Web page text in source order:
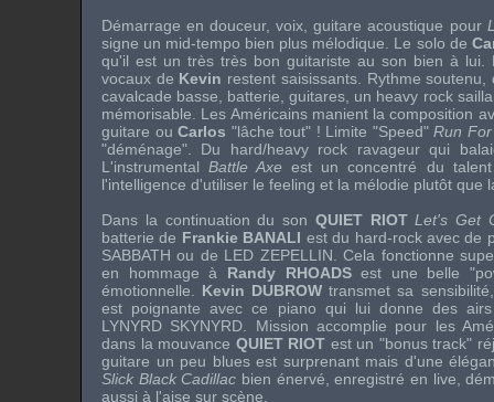
Démarrage en douceur, voix, guitare acoustique pour
signe un mid-tempo bien plus mélodique. Le solo de
qu'il est un très très bon guitariste au son bien à lui.
vocaux de Kevin restent saisissants. Rythme
cavalcade basse, batterie, guitares, un heavy rock
mémorisable. Les Américains manient la composition
guitare ou Carlos "lâche tout" ! Limite "Speed" Run
"déménage". Du hard/heavy rock ravageur qui
L'instrumentalBattle Axe est un concentré du
l'intelligence d'utiliser le feeling et la mélodie plutôt que
Dans la continuation du son QUIET RIOT Let's Get
batterie de Frankie BANALI est du hard-rock avec de
SABBATH ou de LED ZEPELLIN . Cela fonctionne
en hommage à Randy RHOADSest une belle
émotionnelle. Kevin DUBROW transmet sa
est poignante avec ce piano qui lui donne des
LYNYRD SKYNYRD . Mission accomplie pour les
dans la mouvance QUIET RIOT est un "bonus track"
guitare un peu blues est surprenant mais d'une
Slick Black Cadillac bien énervé, enregistré en live,
aussi à l'aise sur scène.